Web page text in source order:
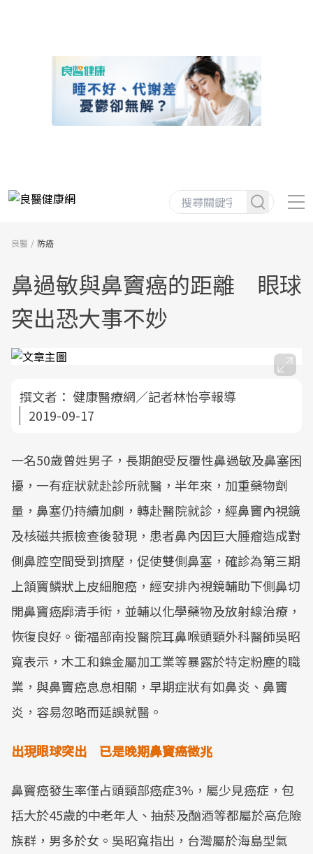
良醫 防癌
鼻過敏與鼻竇癌的距離 眼球
突出恐大事不妙
撰文者： 健康醫療網／記者林怡亭報導
2019-09-17
一名50歲曾姓男子，長期飽受反覆性鼻過敏及鼻塞困
擾，一有症狀就赴診所就醫，半年來，加重藥物劑
量，鼻塞仍持續加劇，轉赴醫院就診，經鼻竇內視鏡
及核磁共振檢查後發現，患者鼻內因巨大腫瘤造成對
側鼻腔空間受到擠壓，促使雙側鼻塞，確診為第三期
上頷竇鱗狀上皮細胞癌，經安排內視鏡輔助下側鼻切
開鼻竇癌廓清手術，並輔以化學藥物及放射線治療，
恢復良好。衛福部南投醫院耳鼻喉頭頸外科醫師吳昭
寬表示，木工和鎳金屬加工業等暴露於特定粉塵的職
業，與鼻竇癌息息相關，早期症狀有如鼻炎、鼻竇
炎，容易忽略而延誤就醫。
出現眼球突出 已是晚期鼻竇癌徵兆
鼻竇癌發生率僅占頭頸部癌症3%，屬少見癌症，包
括大於45歲的中老年人、抽菸及酗酒等都屬於高危險
族群，男多於女。吳昭寬指出，台灣屬於海島型氣